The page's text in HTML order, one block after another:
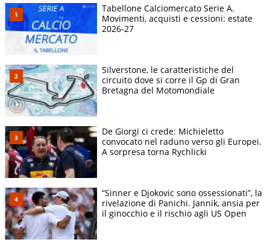
Tabellone Calciomercato Serie A.
Movimenti, acquisti e cessioni: estate
2026-27
Silverstone, le caratteristiche del
circuito dove si corre il Gp di Gran
Bretagna del Motomondiale
De Giorgi ci crede: Michieletto
convocato nel raduno verso gli Europei.
A sorpresa torna Rychlicki
“Sinner e Djokovic sono ossessionati”, la
rivelazione di Panichi. Jannik, ansia per
il ginocchio e il rischio agli US Open